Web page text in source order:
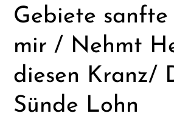
Gebiete
mir / Nehmt
diesen Kranz/
Sünde Lohn